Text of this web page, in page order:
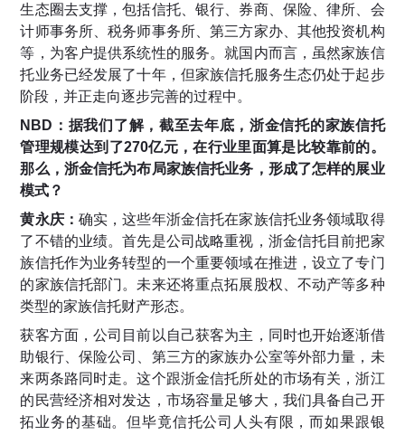
生态圈去支撑，包括信托、银行、券商、保险、律所、会
计师事务所、税务师事务所、第三方家办、其他投资机构
等，为客户提供系统性的服务。就国内而言，虽然家族信
托业务已经发展了十年，但家族信托服务生态仍处于起步
阶段，并正走向逐步完善的过程中。
NBD：据我们了解，截至去年底，浙金信托的家族信托
管理规模达到了270亿元，在行业里面算是比较靠前的。
那么，浙金信托为布局家族信托业务，形成了怎样的展业
模式？
黄永庆： 确实，这些年浙金信托在家族信托业务领域取得
了不错的业绩。首先是公司战略重视，浙金信托目前把家
族信托作为业务转型的一个重要领域在推进，设立了专门
的家族信托部门。未来还将重点拓展股权、不动产等多种
类型的家族信托财产形态。
获客方面，公司目前以自己获客为主，同时也开始逐渐借
助银行、保险公司、第三方的家族办公室等外部力量，未
来两条路同时走。这个跟浙金信托所处的市场有关，浙江
的民营经济相对发达，市场容量足够大，我们具备自己开
拓业务的基础。但毕竟信托公司人头有限，而如果跟银